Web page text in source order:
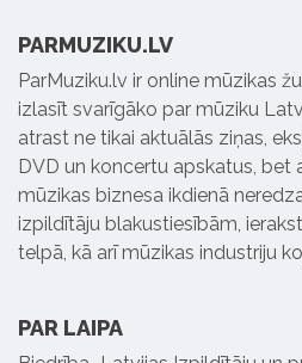
PARMUZIKU.LV
ParMuziku.lv ir online mūzikas
izlasīt svarīgāko par mūziku
atrast ne tikai aktuālās ziņas,
DVD un koncertu apskatus, bet
mūzikas biznesa ikdienā
izpildītāju blakustiesībām,
telpā, kā arī mūzikas industriju
PAR LAIPA